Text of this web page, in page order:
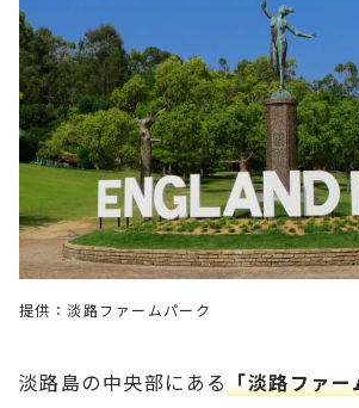
提供：淡路ファームパーク
淡路島の中央部にある「淡路ファ